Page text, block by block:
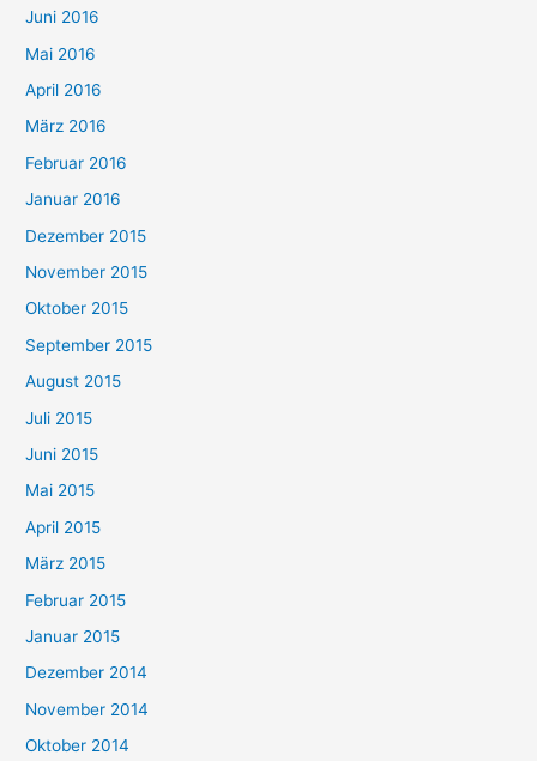
Juni 2016
Mai 2016
April 2016
März 2016
Februar 2016
Januar 2016
Dezember 2015
November 2015
Oktober 2015
September 2015
August 2015
Juli 2015
Juni 2015
Mai 2015
April 2015
März 2015
Februar 2015
Januar 2015
Dezember 2014
November 2014
Oktober 2014